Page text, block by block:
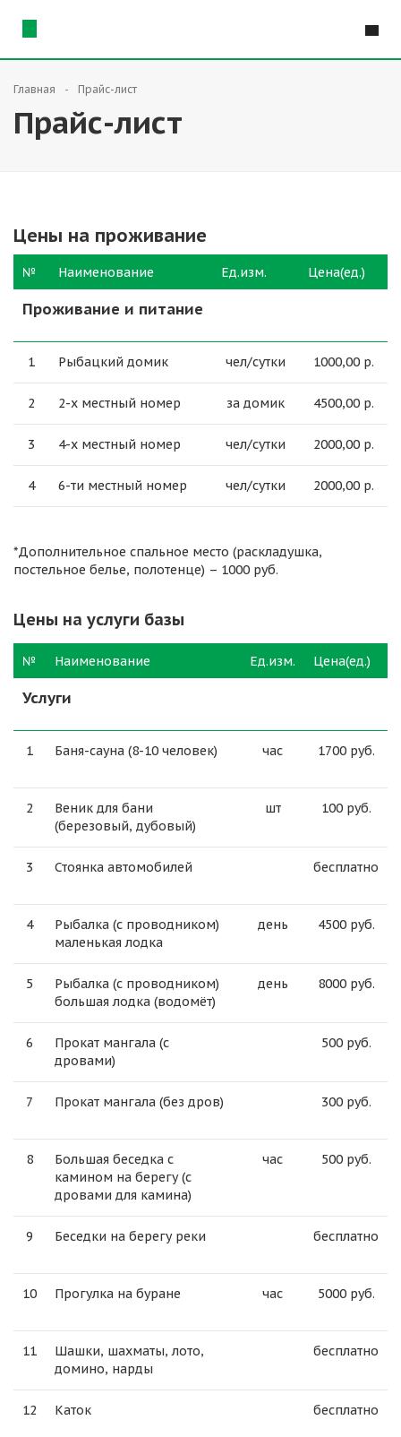
Главная Прайс-лист
Прайс-лист
Цены на проживание
№ Наименование Ед.изм. Цена(ед.)
Проживание и питание
1 Рыбацкий домик чел/сутки 1000,00 р.
2 2-х местный номер за домик 4500,00 р.
3 4-х местный номер чел/сутки 2000,00 р.
4 6-ти местный номер чел/сутки 2000,00 р.
*Дополнительное спальное место (раскладушка,
постельное белье, полотенце) – 1000 руб.
Цены на услуги базы
№ Наименование Ед.изм. Цена(ед.)
Услуги
1 Баня-сауна (8-10 человек) час 1700 руб.
2
Веник для бани
(березовый, дубовый)
шт 100 руб.
3 Стоянка автомобилей бесплатно
4
Рыбалка (с проводником)
маленькая лодка
день 4500 руб.
5
Рыбалка (с проводником)
большая лодка (водомёт)
день 8000 руб.
6
Прокат мангала (с
дровами)
500 руб.
7 Прокат мангала (без дров) 300 руб.
8
Большая беседка с
камином на берегу (с
дровами для камина)
час 500 руб.
9 Беседки на берегу реки бесплатно
10 Прогулка на буране час 5000 руб.
11
Шашки, шахматы, лото,
домино, нарды
бесплатно
12 Каток бесплатно